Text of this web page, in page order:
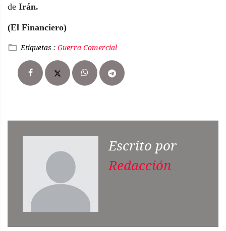
de Irán.
(El Financiero)
Etiquetas : Guerra Comercial
Escrito por
Redacción